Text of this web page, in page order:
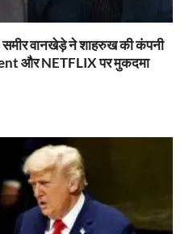
वानखेड़े ने शाहरुख की कंपनी
और NETFLIX पर मुकदमा